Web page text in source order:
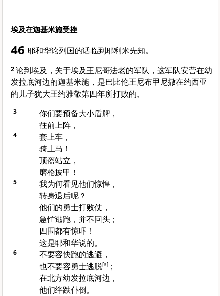
埃及在迦基米施受挫
46 耶和华论列国的话临到耶利米先知。
2论到埃及 ，关于埃及王尼哥法老的军队，这军队安营在幼
发拉底河边的迦基米施 ，是巴比伦王尼布甲尼撒在约西亚
的儿子犹大王约雅敬第四年所打败的。
3
你们要预备大小盾牌，
往前上阵，
4
套上车，
骑上马！
顶盔站立，
磨枪披甲！
5
我为何看见他们惊惶，
转身退后呢？
他们的勇士打败仗，
急忙逃跑，并不回头；
四围都有惊吓！
这是耶和华说的。
6
不要容快跑的逃避，
也不要容勇士逃脱[a]；
在北方幼发拉底河边，
他们绊跌仆倒。